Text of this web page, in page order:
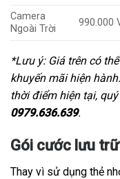
Camera
Ngoài Trời
990.000
*Lưu ý: Giá trên có
khuyến mãi hiện
thời điểm hiện tại,
0979.636.639.
Gói cước lưu
Thay vì sử dụng thẻ